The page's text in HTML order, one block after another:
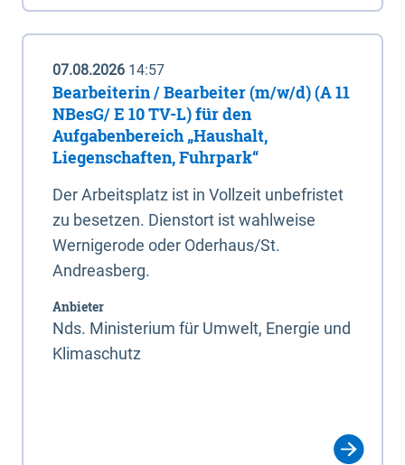
07.08.2026 14:57
Bearbeiterin / Bearbeiter (m/w/d) (A 11
NBesG/ E 10 TV-L) für den
Aufgabenbereich „Haushalt,
Liegenschaften, Fuhrpark“
Der Arbeitsplatz ist in Vollzeit unbefristet
zu besetzen. Dienstort ist wahlweise
Wernigerode oder Oderhaus/St.
Andreasberg.
Anbieter
Nds. Ministerium für Umwelt, Energie und
Klimaschutz